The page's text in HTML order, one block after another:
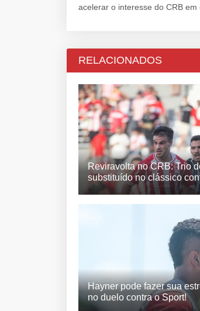
acelerar o interesse do CRB
RELACIONADOS
Reviravolta no CRB: Trio
substituído no clássico
Hayner pode fazer sua
no duelo contra o Sport!